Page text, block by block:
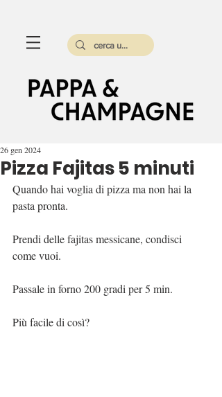
Pizza Fajitas 5 minuti
26 gen 2024
Quando hai voglia di pizza ma non hai la
pasta pronta.
Prendi delle fajitas messicane, condisci
come vuoi.
Passale in forno 200 gradi per 5 min.
Più facile di così?